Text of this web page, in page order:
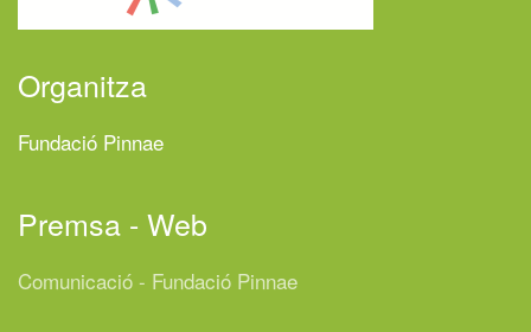
Organitza
Fundació Pinnae
Premsa - Web
Comunicació - Fundació Pinnae